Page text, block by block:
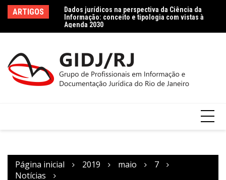
paraARTIGOS
e Preciosas
preliminares
Dados jurídicos na perspectiva da Ciência da
Informação: conceito e tipologia com vistas à
Agenda 2030
Página inicial 2019 maio
7
Notícias